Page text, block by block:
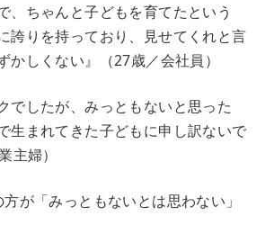
、ちゃんと子どもを育てたという
誇りを持っており、見せてくれと言
かしくない』（27歳／会社員）
でしたが、みっともないと思った
生まれてきた子どもに申し訳ないで
主婦）
が「みっともないとは思わない」